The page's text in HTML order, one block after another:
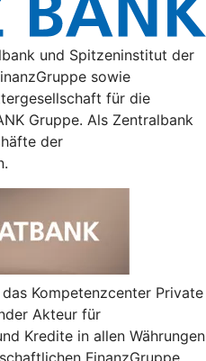
und Spitzeninstitut der
sowie
für die
Gruppe. Als Zentralbank
der
das Kompetenzcenter Private
Akteur für
Kredite in allen Währungen
FinanzGruppe